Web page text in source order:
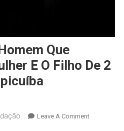
Que
E O Filho De 2
Leave A CommentOn